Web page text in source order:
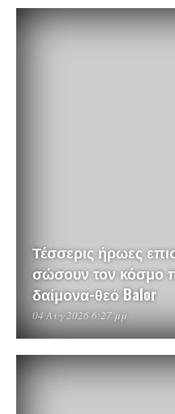
Τέσσερις ήρωες
σώσουν τον κόσμο
δαίμονα-θεό Balor
04 Αυγ 2026 6:27 μμ